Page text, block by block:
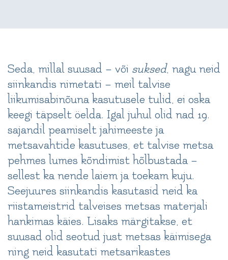
Seda, millal suusad – või suksed, nagu neid
siinkandis nimetati – meil talvise
liikumisabinõuna kasutusele tulid, ei oska
keegi täpselt öelda. Igal juhul olid nad 19.
sajandil peamiselt jahimeeste ja
metsavahtide kasutuses, et talvise metsa
pehmes lumes kõndimist hõlbustada –
sellest ka nende laiem ja toekam kuju.
Seejuures siinkandis kasutasid neid ka
riistameistrid talveises metsas materjali
hankimas käies. Lisaks märgitakse, et
suusad olid seotud just metsas käimisega
ning neid kasutati metsarikastes